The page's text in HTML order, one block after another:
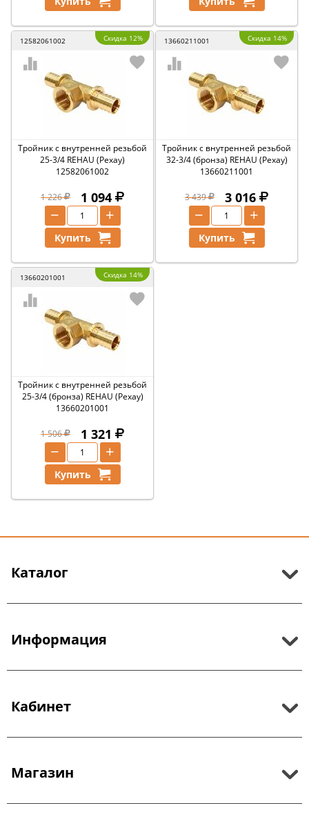
12582061002 Скидка 12%
Тройник с внутренней резьбой
25-3/4 REHAU (Рехау)
12582061002
1 226 1 094
+
−
Купить
13660211001 Скидка 14%
Тройник с внутренней резьбой
32-3/4 (бронза) REHAU (Рехау)
13660211001
3 439 3 016
+
−
Купить
13660201001 Скидка 14%
Тройник с внутренней резьбой
25-3/4 (бронза) REHAU (Рехау)
13660201001
1 506 1 321
+
−
Купить
Каталог
Информация
Кабинет
Магазин